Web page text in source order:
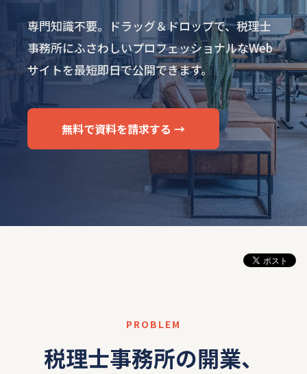
専門知識不要。ドラッグ＆ドロップで、税理士
事務所にふさわしいプロフェッショナルなWeb
サイトを最短即日で公開できます。
無料で資料を請求する →
PROBLEM
税理士事務所の開業、